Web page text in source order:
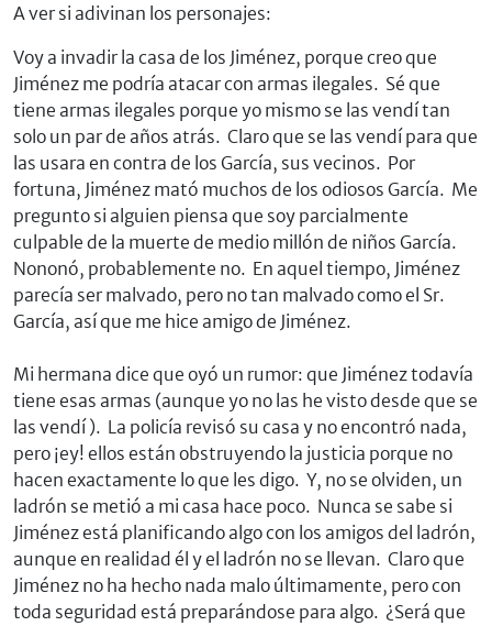
A ver si adivinan los personajes:
Voy a invadir la casa de los Jiménez, porque creo que
Jiménez me podría atacar con armas ilegales. Sé que
tiene armas ilegales porque yo mismo se las vendí tan
solo un par de años atrás. Claro que se las vendí para que
las usara en contra de los García, sus vecinos. Por
fortuna, Jiménez mató muchos de los odiosos García. Me
pregunto si alguien piensa que soy parcialmente
culpable de la muerte de medio millón de niños García.
Nononó, probablemente no. En aquel tiempo, Jiménez
parecía ser malvado, pero no tan malvado como el Sr.
García, así que me hice amigo de Jiménez.
Mi hermana dice que oyó un rumor: que Jiménez todavía
tiene esas armas (aunque yo no las he visto desde que se
las vendí ). La policía revisó su casa y no encontró nada,
pero ¡ey! ellos están obstruyendo la justicia porque no
hacen exactamente lo que les digo. Y, no se olviden, un
ladrón se metió a mi casa hace poco. Nunca se sabe si
Jiménez está planificando algo con los amigos del ladrón,
aunque en realidad él y el ladrón no se llevan. Claro que
Jiménez no ha hecho nada malo últimamente, pero con
toda seguridad está preparándose para algo. ¿Será que